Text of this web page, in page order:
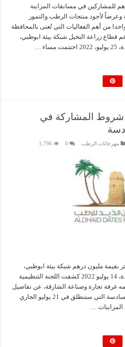
درهم للمشاركين في مسابقات المزاينة
وعرضاً لأجود منتجات الرطب والتمور
من أهم الفعاليات التي تُعنى بالمحافظة
قطاع زراعة النخيل شبكة بيئة ابوظبي،
…
شروط المشاركة في
مهرجانات الرطب 0
1,796
وجوائز بقيمة مليون درهم شبكة بيئة ابوظبي،
الشارقة، الامارات العربية المتحدة، 14 يوليو 2022 كشفت اللجنة التنظيمية
غرفة تجارة وصناعة الشارقة، عن تفاصيل
مسابقات المهرجان في دورته السادسة التي ستنطلق في 21 يوليو الجاري
…